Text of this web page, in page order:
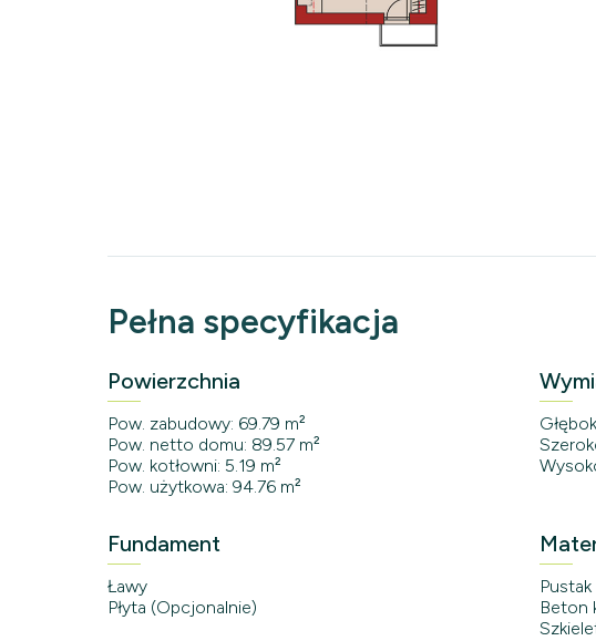
Pełna specyfikacja
Powierzchnia
Pow. zabudowy: 69.79 m²
Pow. netto domu: 89.57 m²
Pow. kotłowni: 5.19 m²
Pow. użytkowa: 94.76 m²
Fundament
Ławy
Płyta (Opcjonalnie)
Beton